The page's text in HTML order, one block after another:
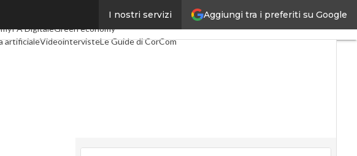
Aggiungi tra i preferiti su Google
I nostri servizi
Industria 4.0
PA DigitaleGreen economy
artificialeVideointervisteLe Guide di CorCom